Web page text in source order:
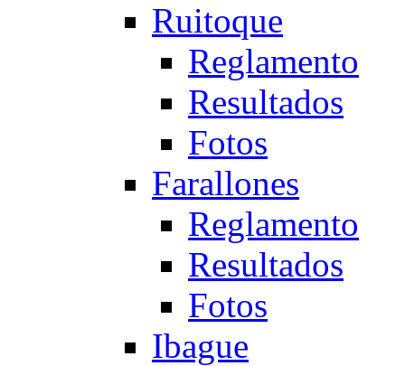
Ruitoque
Reglamento
Resultados
Fotos
Farallones
Reglamento
Resultados
Fotos
Ibague